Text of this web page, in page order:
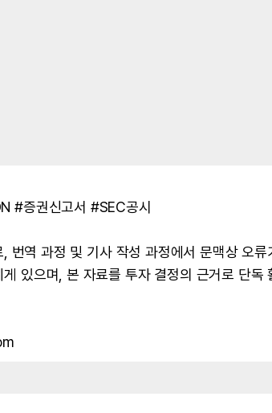
#증권신고서 #SEC공시
번역 과정 및 기사 작성 과정에서 문맥상 오류
있으며, 본 자료를 투자 결정의 근거로 단독